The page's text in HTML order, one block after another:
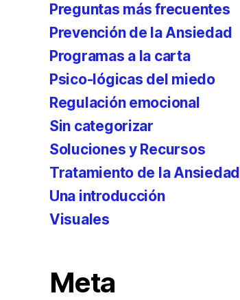
Preguntas más frecuentes
Prevención de la Ansiedad
Programas a la carta
Psico-lógicas del miedo
Regulación emocional
Sin categorizar
Soluciones y Recursos
Tratamiento de la Ansiedad
Una introducción
Visuales
Meta